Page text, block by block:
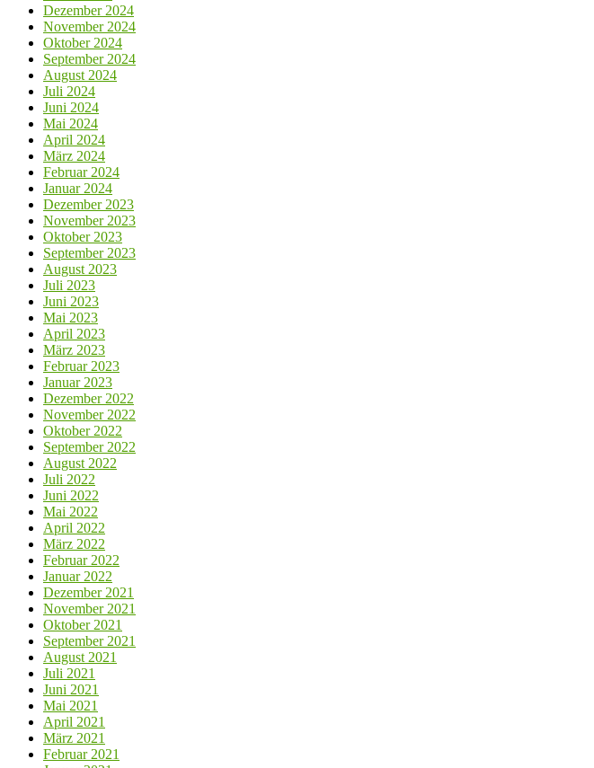
Dezember 2024
November 2024
Oktober 2024
September 2024
August 2024
Juli 2024
Juni 2024
Mai 2024
April 2024
März 2024
Februar 2024
Januar 2024
Dezember 2023
November 2023
Oktober 2023
September 2023
August 2023
Juli 2023
Juni 2023
Mai 2023
April 2023
März 2023
Februar 2023
Januar 2023
Dezember 2022
November 2022
Oktober 2022
September 2022
August 2022
Juli 2022
Juni 2022
Mai 2022
April 2022
März 2022
Februar 2022
Januar 2022
Dezember 2021
November 2021
Oktober 2021
September 2021
August 2021
Juli 2021
Juni 2021
Mai 2021
April 2021
März 2021
Februar 2021